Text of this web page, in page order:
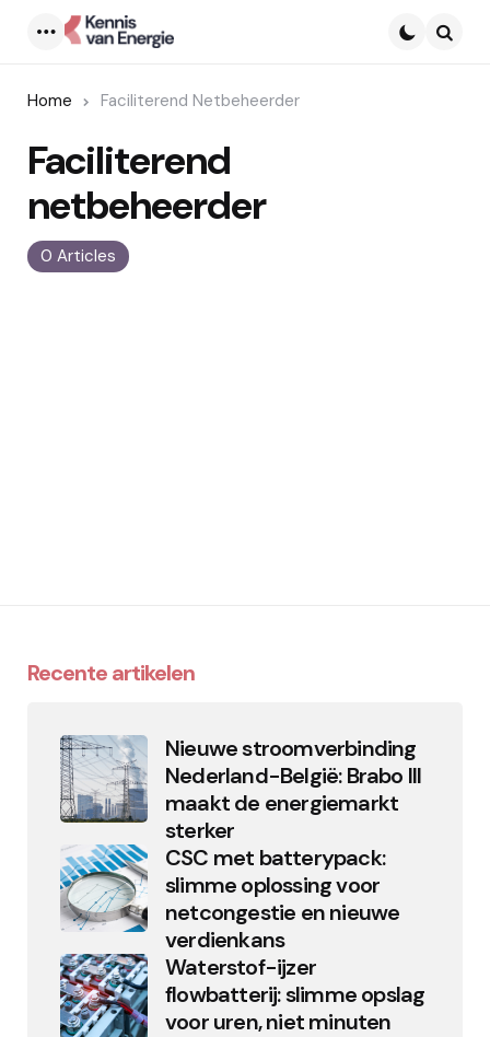
Home Faciliterend Netbeheerder
0 Articles
Faciliterend
netbeheerder
Recente artikelen
Nieuwe stroomverbinding
Nederland-België: Brabo III
maakt de energiemarkt
sterker
CSC met batterypack:
slimme oplossing voor
netcongestie en nieuwe
verdienkans
Waterstof-ijzer
flowbatterij: slimme opslag
voor uren, niet minuten